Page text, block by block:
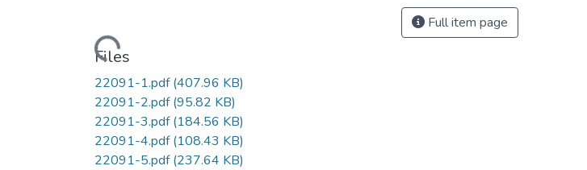
Loading...
Files
22091-1.pdf(407.96 KB)
22091-2.pdf(95.82 KB)
22091-3.pdf(184.56 KB)
22091-4.pdf(108.43 KB)
22091-5.pdf(237.64 KB)
Full item page